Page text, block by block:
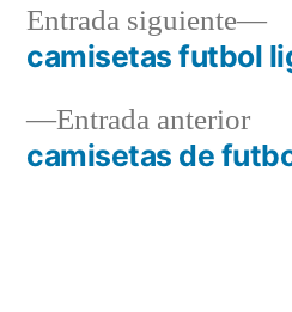
Navegación
deEntrada anterior
camisetas de
Entrada siguiente
camisetas futbol